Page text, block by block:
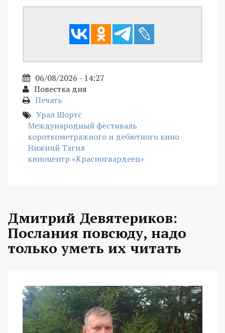
06/08/2026 - 14:27
Повестка дня
Печать
Урал Шортс
Международный фестиваль
короткометражного и дебютного кино
Нижний Тагил
киноцентр «Красногвардеец»
Дмитрий Девятериков:
Послания повсюду, надо
только уметь их читать